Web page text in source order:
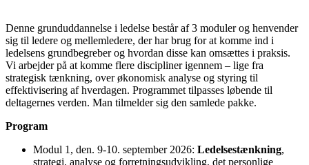
Denne grunduddannelse i ledelse består af 3 moduler og henvender
sig til ledere og mellemledere, der har brug for at komme ind i
ledelsens grundbegreber og hvordan disse kan omsættes i praksis.
Vi arbejder på at komme flere discipliner igennem – lige fra
strategisk tænkning, over økonomisk analyse og styring til
effektivisering af hverdagen. Programmet tilpasses løbende til
deltagernes verden. Man tilmelder sig den samlede pakke.
Program
Modul 1, den. 9-10. september 2026: Ledelsestænkning,
strategi, analyse og forretningsudvikling, det personlige